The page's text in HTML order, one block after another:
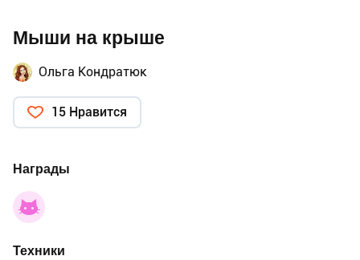
Мыши на крыше
Ольга Кондратюк
15 Нравится
Награды
Техники